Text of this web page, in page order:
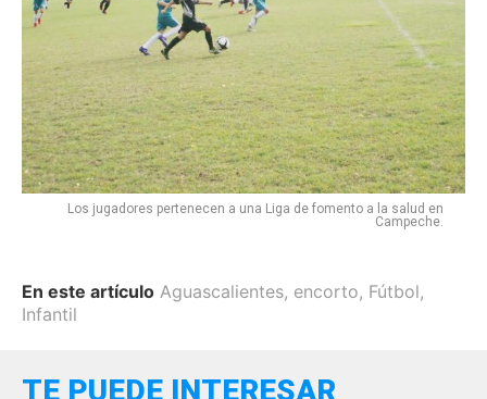
Los jugadores pertenecen a una Liga de fomento a la salud en
Campeche.
En este artículo Aguascalientes, encorto, Fútbol,
Infantil
TE PUEDE INTERESAR